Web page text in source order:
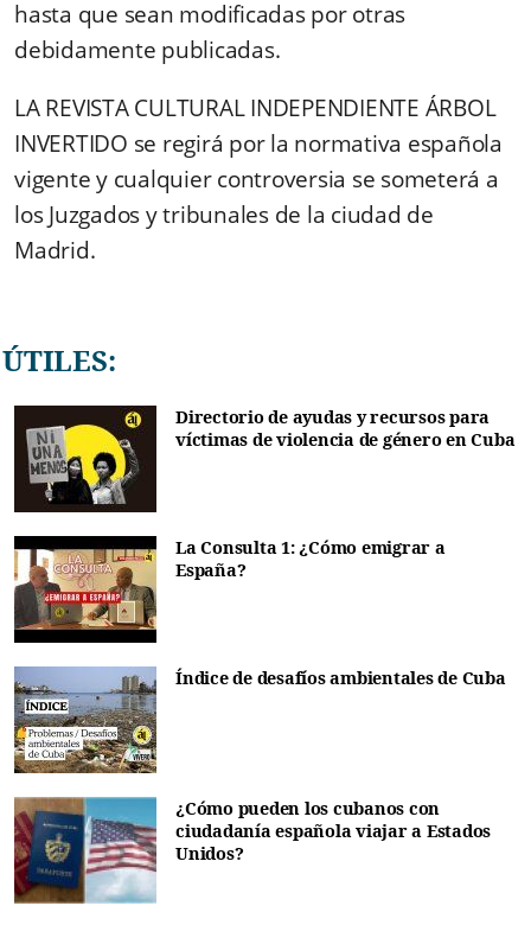
hasta que sean modificadas por otras
debidamente publicadas.
LA REVISTA CULTURAL INDEPENDIENTE ÁRBOL
INVERTIDO se regirá por la normativa española
vigente y cualquier controversia se someterá a
los Juzgados y tribunales de la ciudad de
Madrid.
ÚTILES:
Directorio de ayudas y recursos para
víctimas de violencia de género en Cuba
La Consulta 1: ¿Cómo emigrar a
España?
Índice de desafíos ambientales de Cuba
¿Cómo pueden los cubanos con
ciudadanía española viajar a Estados
Unidos?